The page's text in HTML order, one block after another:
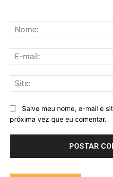
Salve meu nome, e-mail e
próxima vez que eu comentar.